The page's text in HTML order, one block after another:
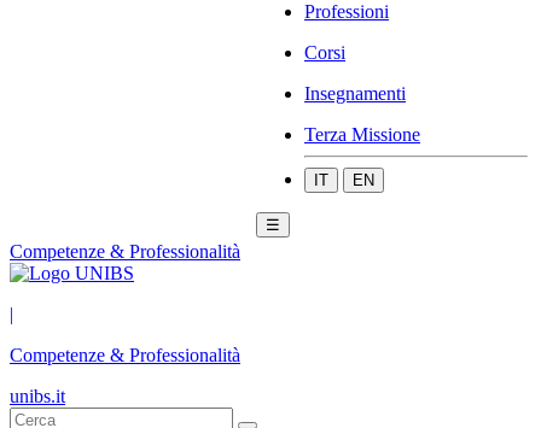
Professioni
Corsi
Insegnamenti
Terza Missione
IT EN
☰
Competenze & Professionalità
|
Competenze & Professionalità
unibs.it